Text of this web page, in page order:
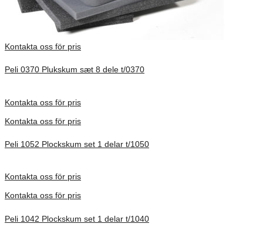
Kontakta oss för pris
Peli 0370 Plukskum sæt 8 dele t/0370
Kontakta oss för pris
Kontakta oss för pris
Peli 1052 Plockskum set 1 delar t/1050
Kontakta oss för pris
Kontakta oss för pris
Peli 1042 Plockskum set 1 delar t/1040